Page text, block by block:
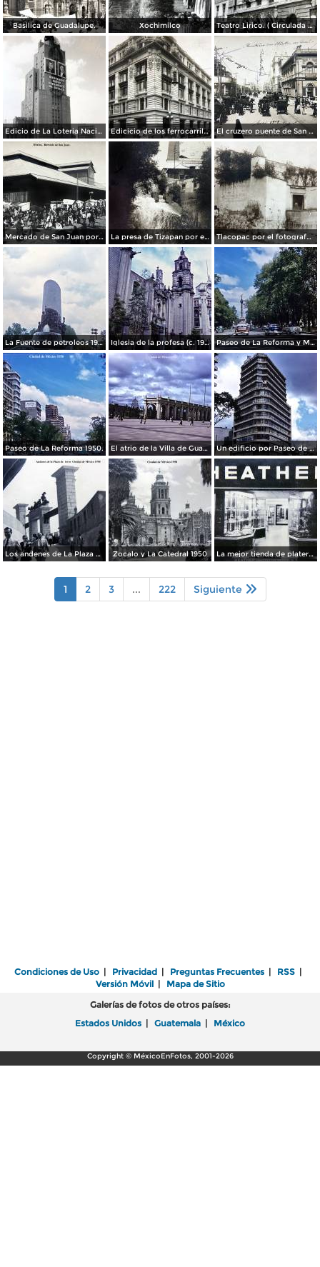
Basilica de Guadalupe. Xochimilco Teatro Lirico. ( Circulada el 1 de Agosto de 1926 ).
Edicio de La Loteria Nacional Ciudad de México Abril de 1964 Edicicio de los ferrocarriles. El cruzero puente de San Francisco y Guardiola por el fotografo Felix Miret.
Mercado de San Juan por el fotografo Felix Miret La presa de Tizapan por el fotografo Fernando Kososky. ( Circulada el 22 de Diembre de 1910 ). Tlacopac por el fotografo Hugo Brehme.
La Fuente de petroleos 1950. Iglesia de la profesa (c. 1950) Paseo de La Reforma y Mto a La Independencia 1950
Paseo de La Reforma 1950. El atrio de la Villa de Guadalupe 1950. Un edificio por Paseo de La Reforma 1950
Los andenes de La Plaza de toros Ciudad de México 1950 Zocalo y La Catedral 1950 La mejor tienda de plateria.
1 2 3 ... 222 Siguiente
Condiciones de Uso | Privacidad | Preguntas Frecuentes | RSS |
Versión Móvil| Mapa de Sitio
Galerías de fotos de otros países:
Estados Unidos | Guatemala | México
Copyright © MéxicoEnFotos, 2001-2026